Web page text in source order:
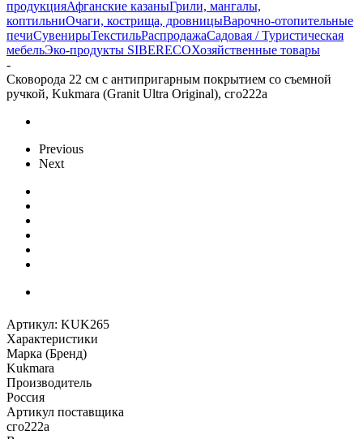
продукцияАфганские казаныГрили, мангалы,
коптильниОчаги, кострища, дровницыВарочно-отопительные
печиСувенирыТекстильРаспродажаСадовая / Туристическая
мебельЭко-продукты SIBERECOХозяйственные товары
-
Сковорода 22 см с антипригарным покрытием со съемной
ручкой, Kukmara (Granit Ultra Original), сго222а
Previous
Next
Артикул: KUK265
Характеристики
Марка (Бренд)
Kukmara
Производитель
Россия
Артикул поставщика
сго222а